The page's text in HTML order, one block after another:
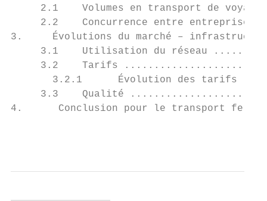
2.1    Volumes en transport de
2.2    Concurrence entre entreprises
3.     Évolutions du marché –
3.1    Utilisation du réseau
3.2    Tarifs
3.2.1      Évolution des tarifs
3.3    Qualité
4.      Conclusion pour le